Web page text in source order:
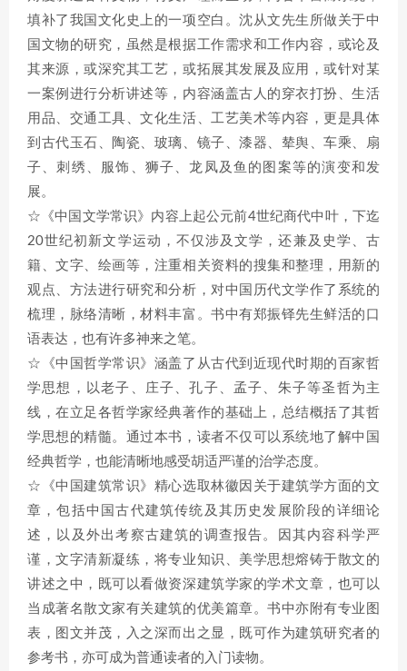
填补了我国文化史上的一项空白。沈从文先生所做关于中
国文物的研究，虽然是根据工作需求和工作内容，或论及
其来源，或深究其工艺，或拓展其发展及应用，或针对某
一案例进行分析讲述等，内容涵盖古人的穿衣打扮、生活
用品、交通工具、文化生活、工艺美术等内容，更是具体
到古代玉石、陶瓷、玻璃、镜子、漆器、辇舆、车乘、扇
子、刺绣、服饰、狮子、龙凤及鱼的图案等的演变和发
展。
☆《中国文学常识》内容上起公元前4世纪商代中叶，下迄
20世纪初新文学运动，不仅涉及文学，还兼及史学、古
籍、文字、绘画等，注重相关资料的搜集和整理，用新的
观点、方法进行研究和分析，对中国历代文学作了系统的
梳理，脉络清晰，材料丰富。书中有郑振铎先生鲜活的口
语表达，也有许多神来之笔。
☆《中国哲学常识》涵盖了从古代到近现代时期的百家哲
学思想，以老子、庄子、孔子、孟子、朱子等圣哲为主
线，在立足各哲学家经典著作的基础上，总结概括了其哲
学思想的精髓。通过本书，读者不仅可以系统地了解中国
经典哲学，也能清晰地感受胡适严谨的治学态度。
☆《中国建筑常识》精心选取林徽因关于建筑学方面的文
章，包括中国古代建筑传统及其历史发展阶段的详细论
述，以及外出考察古建筑的调查报告。因其内容科学严
谨，文字清新凝练，将专业知识、美学思想熔铸于散文的
讲述之中，既可以看做资深建筑学家的学术文章，也可以
当成著名散文家有关建筑的优美篇章。书中亦附有专业图
表，图文并茂，入之深而出之显，既可作为建筑研究者的
参考书，亦可成为普通读者的入门读物。